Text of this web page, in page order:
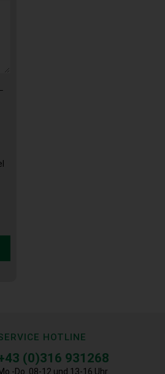
HOTLINE
(0)316 931268
Do. 08-12 und 13-16 Uhr